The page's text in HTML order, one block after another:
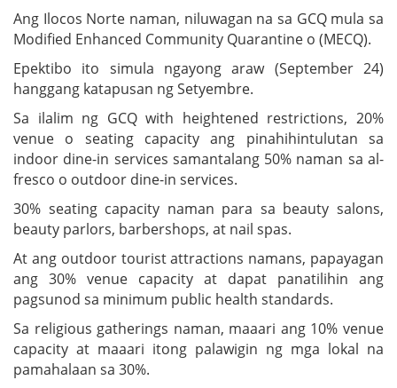
Ang Ilocos Norte naman, niluwagan na sa GCQ mula sa
Modified Enhanced Community Quarantine o (MECQ).
Epektibo ito simula ngayong araw (September 24)
hanggang katapusan ng Setyembre.
Sa ilalim ng GCQ with heightened restrictions, 20%
venue o seating capacity ang pinahihintulutan sa
indoor dine-in services samantalang 50% naman sa al-
fresco o outdoor dine-in services.
30% seating capacity naman para sa beauty salons,
beauty parlors, barbershops, at nail spas.
At ang outdoor tourist attractions namans, papayagan
ang 30% venue capacity at dapat panatilihin ang
pagsunod sa minimum public health standards.
Sa religious gatherings naman, maaari ang 10% venue
capacity at maaari itong palawigin ng mga lokal na
pamahalaan sa 30%.